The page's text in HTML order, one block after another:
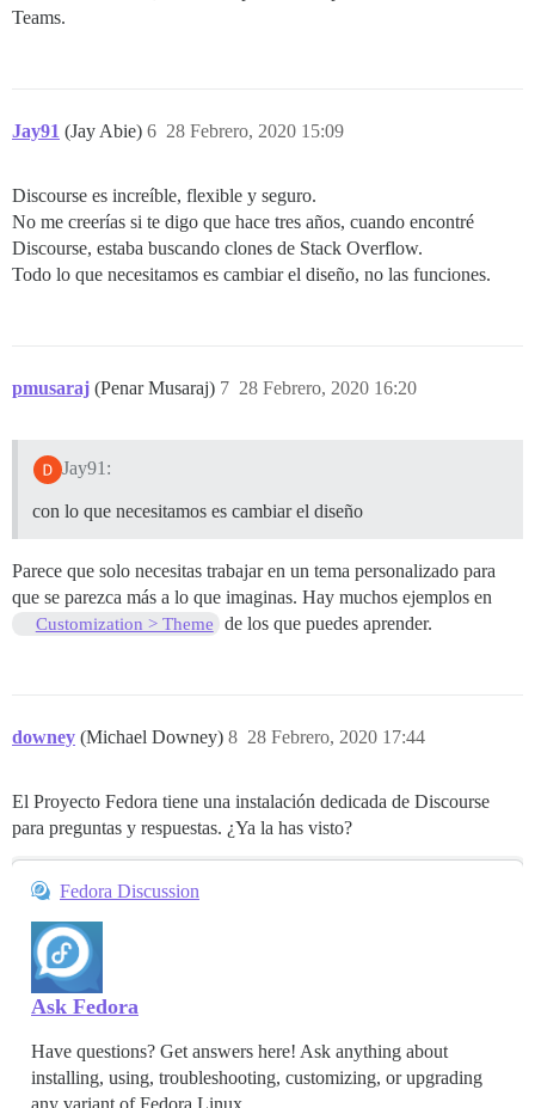
Teams.
Jay91 (Jay Abie) 28 Febrero, 2020 15:09
6
Discourse es increíble, flexible y seguro.
No me creerías si te digo que hace tres años, cuando encontré
Discourse, estaba buscando clones de Stack Overflow.
Todo lo que necesitamos es cambiar el diseño, no las funciones.
pmusaraj (Penar Musaraj) 28 Febrero, 2020 16:20
7
Jay91:
con lo que necesitamos es cambiar el diseño
Parece que solo necesitas trabajar en un tema personalizado para
que se parezca más a lo que imaginas. Hay muchos ejemplos en
Customization > Theme de los que puedes aprender.
downey (Michael Downey) 28 Febrero, 2020 17:44
8
El Proyecto Fedora tiene una instalación dedicada de Discourse
para preguntas y respuestas. ¿Ya la has visto?
Fedora Discussion
Ask Fedora
Have questions? Get answers here! Ask anything about
installing, using, troubleshooting, customizing, or upgrading
any variant of Fedora Linux.